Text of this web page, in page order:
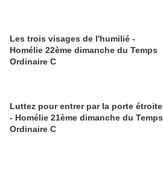
Les trois visages de l'humilié -
Homélie 22ème dimanche du Temps
Ordinaire C
Luttez pour entrer par la porte étroite
- Homélie 21ème dimanche du Temps
Ordinaire C